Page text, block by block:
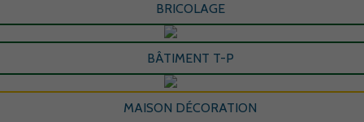
BRICOLAGE
BÂTIMENT T-P
MAISON DÉCORATION